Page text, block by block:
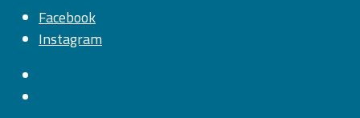
Facebook
Instagram